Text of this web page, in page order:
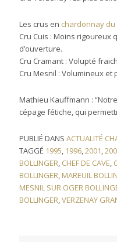
Les crus en chardonnay du
Cru Cuis : Moins rigoureux
d’ouverture.
Cru Cramant : Volupté
Cru Mesnil : Volumineux et
Mathieu Kauffmann :
cépage fétiche, qui
PUBLIÉ DANSACTUALITÉ
TAGGÉ 1995, 1996,2001,
BOLLINGER, CHEF DE CAVE,
BOLLINGER, MAREUIL
MESNIL SUR OGER
BOLLINGER,VERZENAY